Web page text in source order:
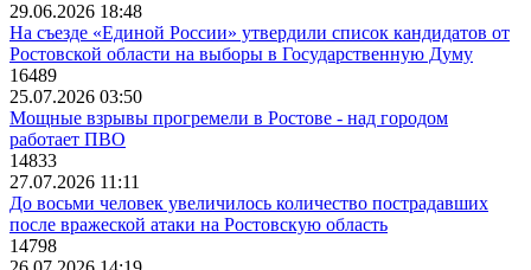
29.06.2026 18:48
На съезде «Единой России» утвердили список кандидатов от
Ростовской области на выборы в Государственную Думу
16489
25.07.2026 03:50
Мощные взрывы прогремели в Ростове - над городом
работает ПВО
14833
27.07.2026 11:11
До восьми человек увеличилось количество пострадавших
после вражеской атаки на Ростовскую область
14798